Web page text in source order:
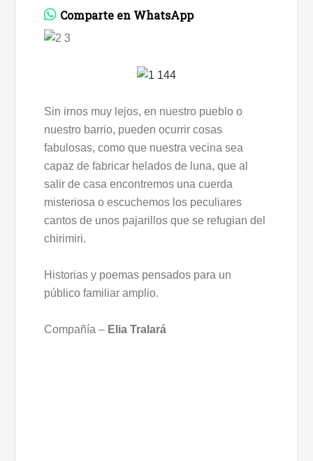
Comparte en WhatsApp
Sin irnos muy lejos, en nuestro pueblo o
nuestro barrio, pueden ocurrir cosas
fabulosas, como que nuestra vecina sea
capaz de fabricar helados de luna, que al
salir de casa encontremos una cuerda
misteriosa o escuchemos los peculiares
cantos de unos pajarillos que se refugian del
chirimiri.
Historias y poemas pensados para un
público familiar amplio.
Compañía – Elia Tralará